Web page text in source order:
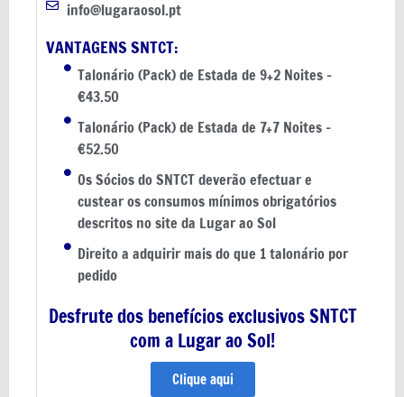
info@lugaraosol.pt
VANTAGENS SNTCT:
Talonário (Pack) de Estada de 9+2 Noites -
€43.50
Talonário (Pack) de Estada de 7+7 Noites -
€52.50
Os Sócios do SNTCT deverão efectuar e
custear os consumos mínimos obrigatórios
descritos no site da Lugar ao Sol
Direito a adquirir mais do que 1 talonário por
pedido
Desfrute dos benefícios exclusivos SNTCT
com a Lugar ao Sol!
Clique aqui